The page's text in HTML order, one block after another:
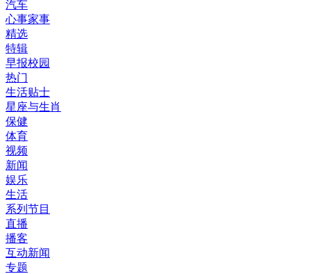
汽车
心事家事
精选
特辑
早报校园
热门
生活贴士
星座与生肖
保健
体育
视频
新闻
娱乐
生活
系列节目
直播
播客
互动新闻
专题